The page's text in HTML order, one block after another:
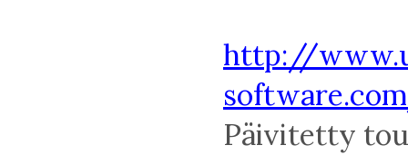
http://
Päivitetty